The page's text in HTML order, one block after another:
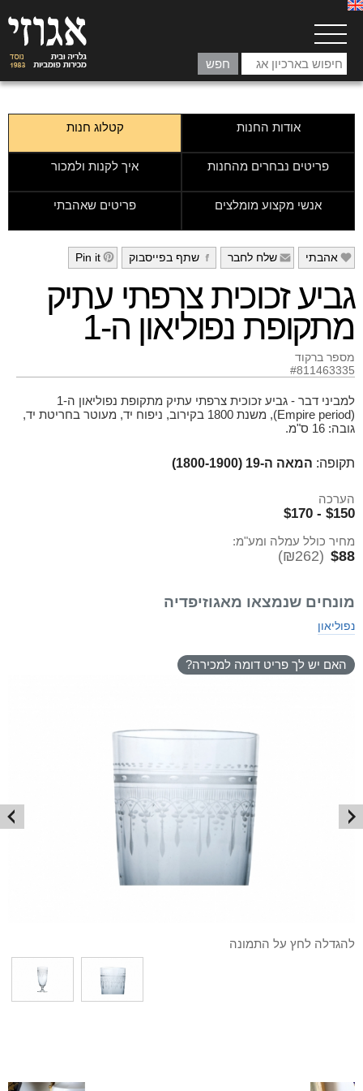
אודות החנות קטלוג חנות
פריטים נבחרים מהחנות איך לקנות ולמכור
אנשי מקצוע מומלצים פריטים שאהבתי
e אהבתי f שלח לחבר g שתף בפייסבוק h
Pin it
גביע זכוכית צרפתי עתיק
מתקופת נפוליאון ה-1
מספר ברקוד
#811463335
למביני דבר - גביע זכוכית צרפתי עתיק מתקופת נפוליאון ה-1
(Empire period), משנת 1800 בקירוב, ניפוח יד, מעוטר בחריטת יד,
גובה: 16 ס"מ.
תקופה: המאה ה-19 (1800-1900)
הערכה
$150 - $170
מחיר כולל עמלה ומע"מ:
$88
(₪262)
מונחים שנמצאו מאגוזיפדיה
נפוליאון
האם יש לך פריט דומה למכירה?
להגדלה לחץ על התמונה